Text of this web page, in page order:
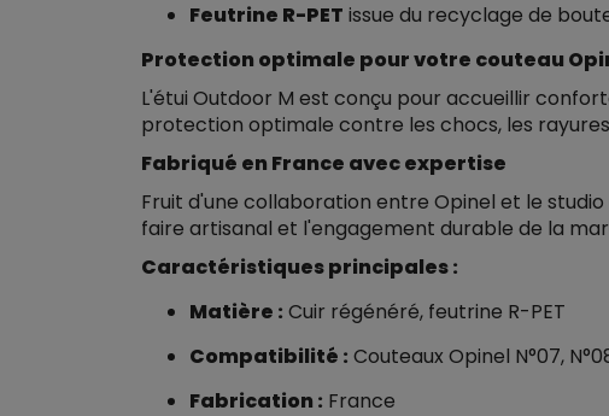
Feutrine R-PET issue du recyclage de
Protection optimale pour votre couteau
L'étui Outdoor M est conçu pour accueillir
protection optimale contre les chocs, les
Fabriqué en France avec expertise
Fruit d'une collaboration entre Opinel et le
faire artisanal et l'engagement durable de la
Caractéristiques principales :
Matière : Cuir régénéré, feutrine R-PET
Compatibilité : Couteaux Opinel N°07,
Fabrication : France